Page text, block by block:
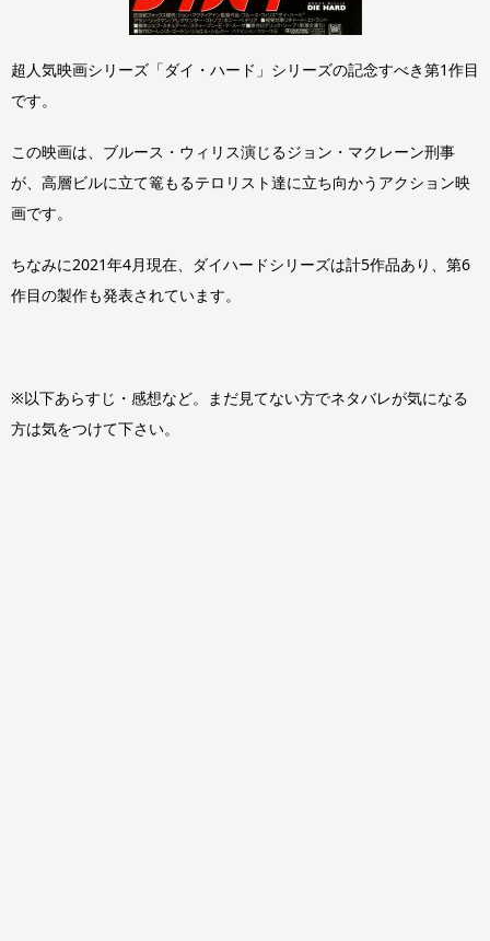
超人気映画シリーズ「ダイ・ハード」シリーズの記念すべき第1作目
です。
この映画は、ブルース・ウィリス演じるジョン・マクレーン刑事
が、高層ビルに立て篭もるテロリスト達に立ち向かうアクション映
画です。
ちなみに2021年4月現在、ダイハードシリーズは計5作品あり、第6
作目の製作も発表されています。
※以下あらすじ・感想など。まだ見てない方でネタバレが気になる
方は気をつけて下さい。